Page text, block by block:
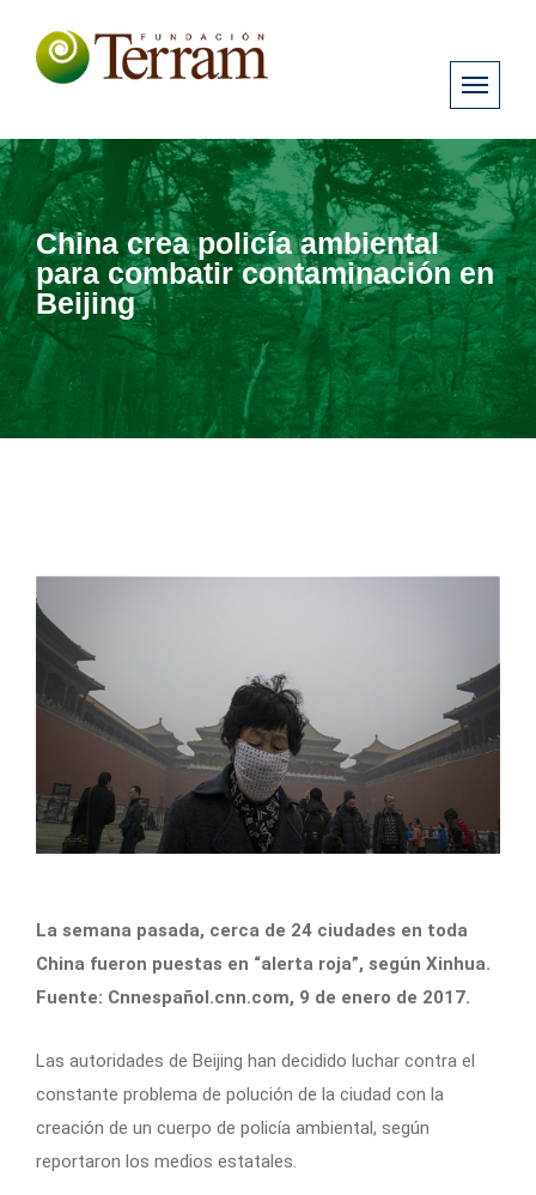
China crea policía ambiental
para combatir contaminación en
Beijing
La semana pasada, cerca de 24 ciudades en toda
China fueron puestas en “alerta roja”, según Xinhua.
Fuente: Cnnespañol.cnn.com, 9 de enero de 2017.
Las autoridades de Beijing han decidido luchar contra el
constante problema de polución de la ciudad con la
creación de un cuerpo de policía ambiental, según
reportaron los medios estatales.